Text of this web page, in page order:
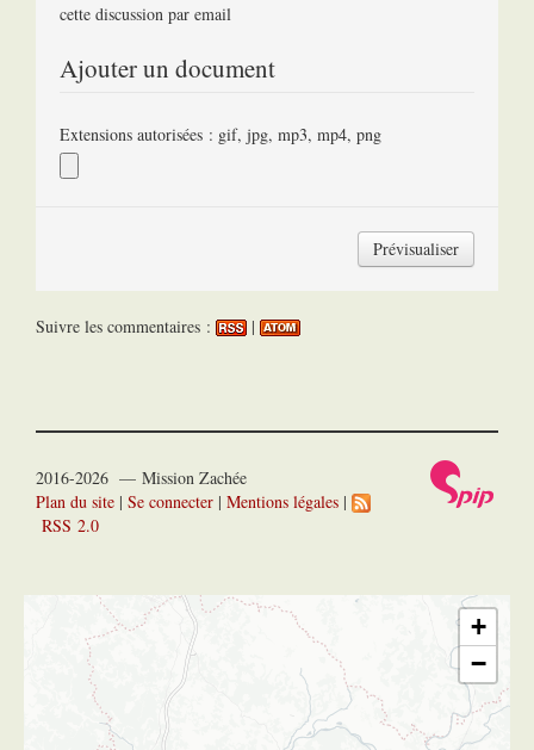
cette discussion par email
Ajouter un document
Extensions autorisées : gif, jpg, mp3, mp4, png
Suivre les commentaires : |
2016-2026 — Mission Zachée
Plan du site | Se connecter | Mentions légales |
RSS 2.0
+
−